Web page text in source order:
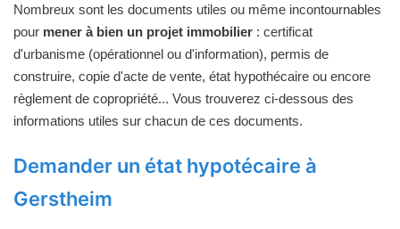
Nombreux sont les documents utiles ou même incontournables
pour mener à bien un projet immobilier : certificat
d'urbanisme (opérationnel ou d'information), permis de
construire, copie d'acte de vente, état hypothécaire ou encore
règlement de copropriété... Vous trouverez ci-dessous des
informations utiles sur chacun de ces documents.
Demander un état hypotécaire à
Gerstheim